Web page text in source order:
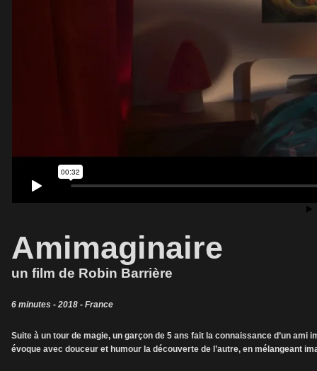
Amimaginaire
un film de Robin Barrière
6 minutes - 2018 - France
Suite à un tour de magie, un garçon de 5 ans fait la connaissance d’un
évoque avec douceur et humour la découverte de l’autre, en mélangeant